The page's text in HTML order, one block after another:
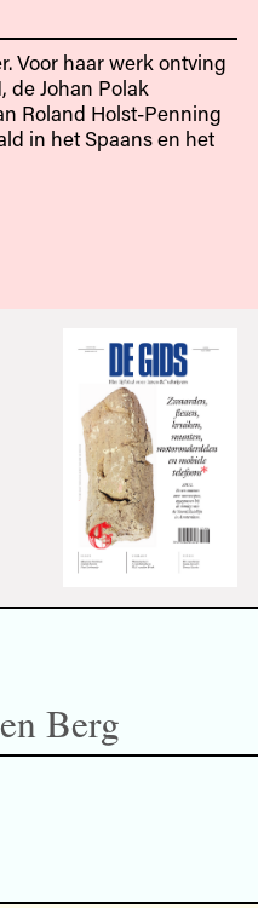
Voor haar werk ontving
de Johan Polak
Roland Holst-Penning
in het Spaans en het
Berg